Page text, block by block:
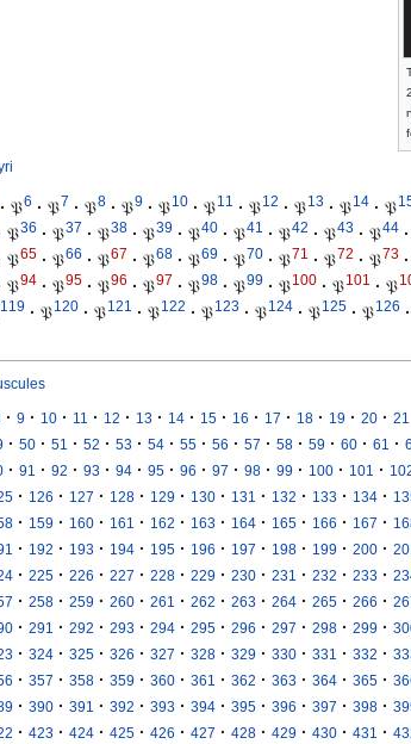
· 𝔓6 · 𝔓7 · 𝔓8 · 𝔓9 · 𝔓10 · 𝔓11 · 𝔓12 · 𝔓13 · 𝔓14 · 𝔓
𝔓36 · 𝔓37 · 𝔓38 · 𝔓39 · 𝔓40 · 𝔓41 · 𝔓42 · 𝔓43 · 𝔓44 ·
𝔓65 · 𝔓66 · 𝔓67 · 𝔓68 · 𝔓69 · 𝔓70 · 𝔓71 · 𝔓72 · 𝔓73 ·
𝔓94 · 𝔓95 · 𝔓96 · 𝔓97 · 𝔓98 · 𝔓99 · 𝔓100 · 𝔓101 · 𝔓
119 · 𝔓120 · 𝔓121 · 𝔓122 · 𝔓123 · 𝔓124 · 𝔓125 · 𝔓126 ·
· 9 · 10 · 11 · 12 · 13 · 14 · 15 · 16 · 17 · 18 · 19 · 20 · 21
· 50 · 51 · 52 · 53 · 54 · 55 · 56 · 57 · 58 · 59 · 60 · 61 ·
· 91 · 92 · 93 · 94 · 95 · 96 · 97 · 98 · 99 · 100 · 101 ·
· 126 · 127 · 128 · 129 · 130 · 131 · 132 · 133 · 134 ·
· 159 · 160 · 161 · 162 · 163 · 164 · 165 · 166 · 167 ·
· 192 · 193 · 194 · 195 · 196 · 197 · 198 · 199 · 200 ·
· 225 · 226 · 227 · 228 · 229 · 230 · 231 · 232 · 233 ·
· 258 · 259 · 260 · 261 · 262 · 263 · 264 · 265 · 266 ·
· 291 · 292 · 293 · 294 · 295 · 296 · 297 · 298 · 299 ·
· 324 · 325 · 326 · 327 · 328 · 329 · 330 · 331 · 332 ·
· 357 · 358 · 359 · 360 · 361 · 362 · 363 · 364 · 365 ·
· 390 · 391 · 392 · 393 · 394 · 395 · 396 · 397 · 398 ·
· 423 · 424 · 425 · 426 · 427 · 428 · 429 · 430 · 431 ·